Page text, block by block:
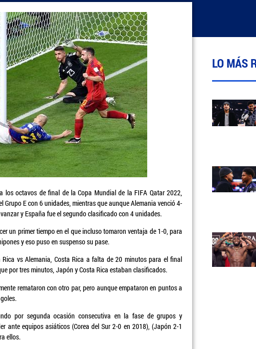
octavos de final de la Copa Mundial de la FIFA Qatar 2022,
E con 6 unidades, mientras que aunque Alemania venció 4-
y España fue el segundo clasificado con 4 unidades.
un primer tiempo en el que incluso tomaron ventaja de 1-0, para
y eso puso en suspenso su pase.
vs Alemania, Costa Rica a falta de 20 minutos para el final
por tres minutos, Japón y Costa Rica estaban clasificados.
remataron con otro par, pero aunque empataron en puntos a
por segunda ocasión consecutiva en la fase de grupos y
ante equipos asiáticos (Corea del Sur 2-0 en 2018), (Japón 2-1
ellos.
LO MÁS